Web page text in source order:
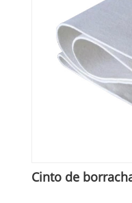
Cinto de